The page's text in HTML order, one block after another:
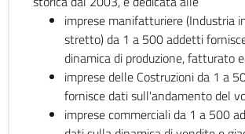
imprese manifatturiere (Industria
stretto) da 1 a 500 addetti
dinamica di produzione, fatturato
imprese delle Costruzioni da 1 a
fornisce dati sull'andamento del
imprese commerciali da 1 a 500